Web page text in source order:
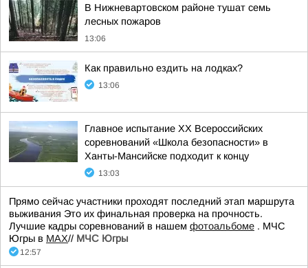
В Нижневартовском районе тушат семь
лесных пожаров
13:06
Как правильно ездить на лодках?
13:06
Главное испытание XX Всероссийских
соревнований «Школа безопасности» в
Ханты-Мансийске подходит к концу
13:03
Прямо сейчас участники проходят последний этап маршрута
выживания Это их финальная проверка на прочность.
Лучшие кадры соревнований в нашем фотоальбоме . МЧС
Югры в МАХ// МЧС Югры
12:57